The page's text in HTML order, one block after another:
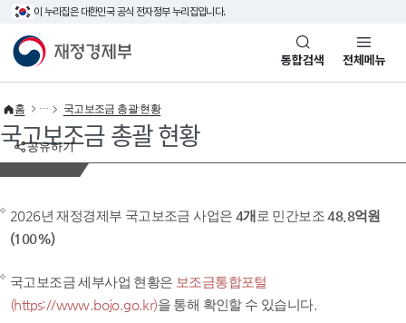
이 누리집은 대한민국 공식 전자정부 누리집입니다.
재정경제부(www.mofe.go.kr)통합검색 전체메뉴
공유하기
홈 국고보조금 총괄 현황
국고보조금 총괄 현황
2026년 재정경제부 국고보조금 사업은 4개 로 민간보조48.8억원
(100%)
국고보조금 세부사업 현황은 보조금통합포털
(https://www.bojo.go.kr)을 통해 확인할 수 있습니다.